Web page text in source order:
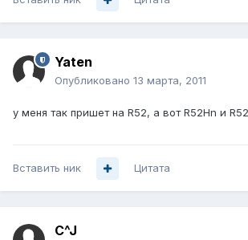
Yaten
Опубликовано 13 марта, 2011
у меня так пришет на R52, а вот R52Hn и
Вставить ник Цитата
C^J